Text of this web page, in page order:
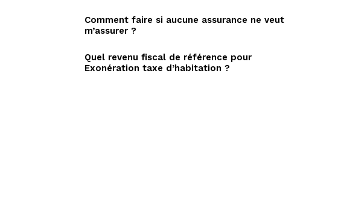
Comment faire si aucune assurance ne veut
m’assurer ?
Quel revenu fiscal de référence pour
Exonération taxe d’habitation ?